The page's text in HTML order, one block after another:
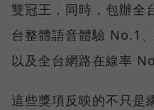
雙冠王，同時，包辦全
台整體語音體驗 No.1
以及全台網路在線率
這些獎項反映的不只是